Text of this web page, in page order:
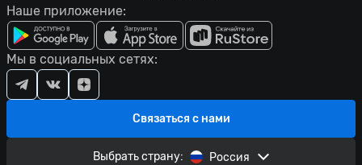
Наше приложение:
Связаться с нами
Мы в социальных сетях:
Выбрать страну: Россия